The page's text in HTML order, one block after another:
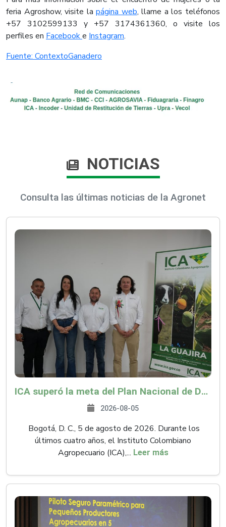
feria Agroshow, visite lapágina web, llame a los teléfonos
+57 3102599133 y +57 3174361360, o visite los
perfiles en Facebooke Instagram.
Fuente: ContextoGanadero
NOTICIAS
Consulta las últimas noticias de la Agronet
ICA superó la meta del Plan Nacional de Desarrollo y abrió 61 mercados internacionales
2026-08-05
Bogotá, D. C., 5 de agosto de 2026. Durante los
últimos cuatro años, el Instituto Colombiano
Agropecuario (ICA),... Leer más